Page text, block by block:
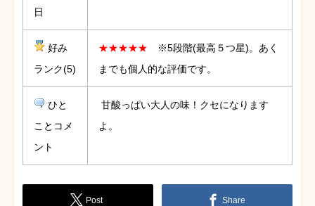
日
好み
ランク(5)
★★★★★
※5段階(最高５つ星)。あく
までも個人的な評価です。
ひと
ことコメ
ント
甘酸っぱい大人の味！クセになります
よ。
Post Share